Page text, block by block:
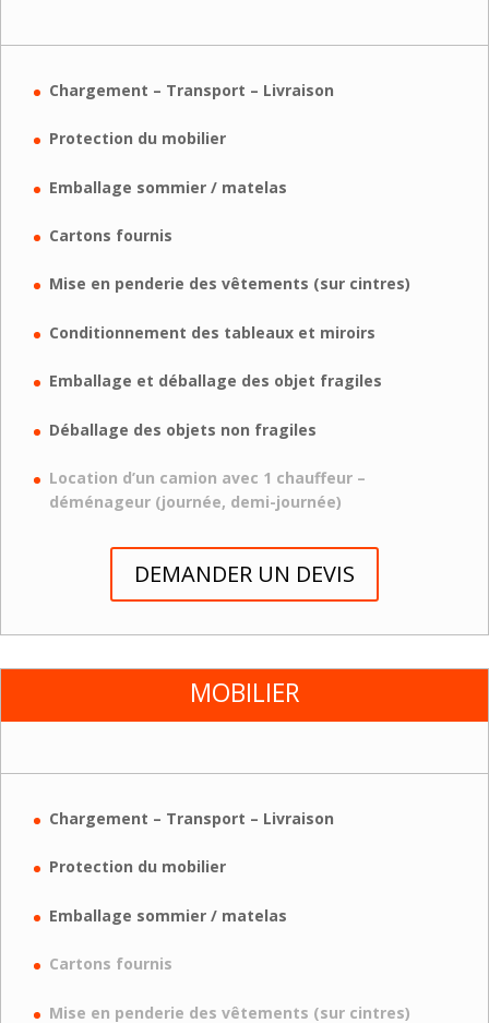
Chargement – Transport – Livraison
Protection du mobilier
Emballage sommier / matelas
Cartons fournis
Mise en penderie des vêtements (sur cintres)
Conditionnement des tableaux et miroirs
Emballage et déballage des objet fragiles
Déballage des objets non fragiles
Location d’un camion avec 1 chauffeur –
déménageur (journée, demi-journée)
DEMANDER UN DEVIS
MOBILIER
Chargement – Transport – Livraison
Protection du mobilier
Emballage sommier / matelas
Cartons fournis
Mise en penderie des vêtements (sur cintres)